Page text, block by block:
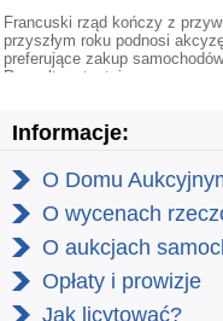
Francuski rząd kończy z
przyszłym roku podnosi
preferujące zakup
Renault protestują.
Informacje:
O Domu
O wycenach
O aukcjach
Opłaty i prowizje
Jak licytować?